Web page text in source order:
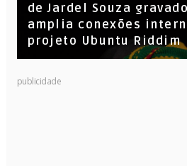
de Jardel Souza
amplia conexões
projeto Ubuntu Riddim
KL Jay (Racionais MC’s),
publicidade